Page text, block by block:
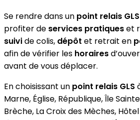
Se rendre dans un point relais GLS
profiter de services pratiqueset
suivide colis, dépôt et retrait en
afin de vérifier les horaires
avant de vous déplacer.
En choisissant un point relais GLS
Marne, Église, République, Île
Brèche, La Croix des Mèches,